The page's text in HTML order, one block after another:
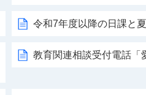
令和7年度以降の日課と
教育関連相談受付電話「